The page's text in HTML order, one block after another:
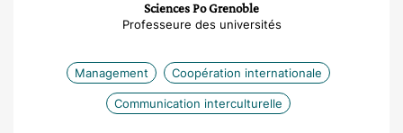
Sciences Po Grenoble
Professeure des universités
Management Coopération internationale
Communication interculturelle